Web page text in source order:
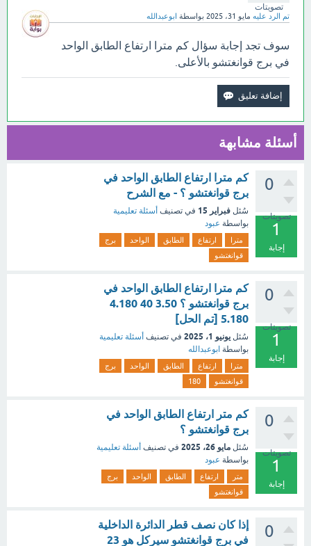
تصويتات
تم الرد عليه مايو 31، 2025 بواسطة ابوعبدالله
سوف تجد إجابة سؤال كم مترا ارتفاع الطابق الواحد
في برج قوانغتشو بالأعلى.
أسئلة مشابهة
0
تصويتات
1
إجابة
كم مترا ارتفاع الطابق الواحد في
برج قوانغتشو ؟ - مع الشرح
سُئل فبراير 15 في تصنيف أسئلة تعليمية
بواسطة عبود
مترا ارتفاع الطابق الواحد
برج
قوانغتشو
0
تصويتات
1
إجابة
كم مترا ارتفاع الطابق الواحد في
برج قوانغتشو ؟ 3.50 40 4.180
5.180 [تم الحل]
سُئل يونيو 1، 2025 في تصنيف أسئلة تعليمية
بواسطة ابوعبدالله
مترا ارتفاع الطابق الواحد
برج
قوانغتشو
180
0
تصويتات
1
إجابة
كم متر ارتفاع الطابق الواحد في
برج قوانغتشو ؟
سُئل مايو 26، 2025 في تصنيف أسئلة تعليمية
بواسطة عبود
متر ارتفاع الطابق الواحد
برج
قوانغتشو
0
إذا كان نصف قطر الدائرة الداخلية
في برج قوانغتشو سيركل هو 23